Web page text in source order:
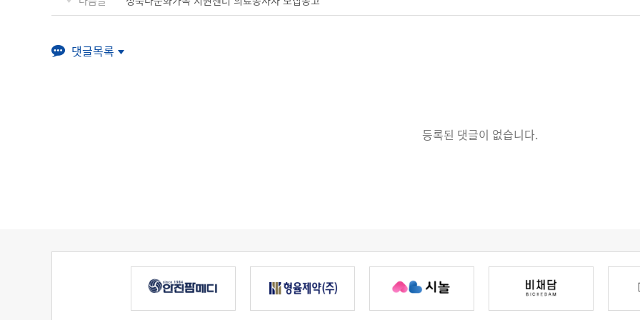
댓글목록
등록된 댓글이 없습니다.